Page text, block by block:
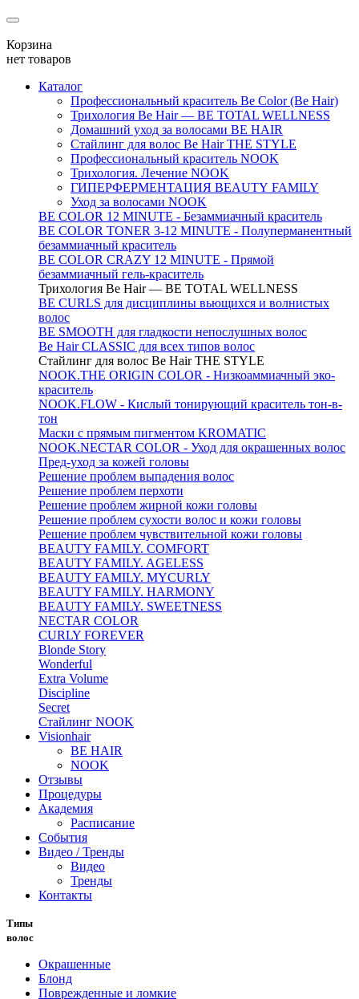
Корзина
нет товаров
Каталог
Профессиональный краситель Be Color (Be Hair)
Трихология Be Hair — BE TOTAL WELLNESS
Домашний уход за волосами BE HAIR
Стайлинг для волос Be Hair THE STYLE
Профессиональный краситель NOOK
Трихология. Лечение NOOK
ГИПЕРФЕРМЕНТАЦИЯ BEAUTY FAMILY
Уход за волосами NOOK
BE COLOR 12 MINUTE - Безаммиачный краситель
BE COLOR TONER 3-12 MINUTE - Полуперманентный
безаммиачный краситель
BE COLOR CRAZY 12 MINUTE - Прямой
безаммиачный гель-краситель
Трихология Be Hair — BE TOTAL WELLNESS
BE CURLS для дисциплины вьющихся и волнистых
волос
BE SMOOTH для гладкости непослушных волос
Be Hair CLASSIC для всех типов волос
Стайлинг для волос Be Hair THE STYLE
NOOK.THE ORIGIN COLOR - Низкоаммиачный эко-
краситель
NOOK.FLOW - Кислый тонирующий краситель тон-в-
тон
Маски с прямым пигментом KROMATIC
NOOK.NECTAR COLOR - Уход для окрашенных волос
Пред-уход за кожей головы
Решение проблем выпадения волос
Решение проблем перхоти
Решение проблем жирной кожи головы
Решение проблем сухости волос и кожи головы
Решение проблем чувствительной кожи головы
BEAUTY FAMILY. COMFORT
BEAUTY FAMILY. AGELESS
BEAUTY FAMILY. MYCURLY
BEAUTY FAMILY. HARMONY
BEAUTY FAMILY. SWEETNESS
NECTAR COLOR
CURLY FOREVER
Blonde Story
Wonderful
Extra Volume
Discipline
Secret
Стайлинг NOOK
Visionhair
BE HAIR
NOOK
Отзывы
Процедуры
Академия
Расписание
События
Видео / Тренды
Видео
Тренды
Контакты
Типы
волос
Окрашенные
Блонд
Поврежденные и ломкие